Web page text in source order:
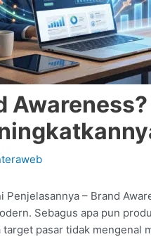
Penjelasannya – Brand
Sebagus apa pun
pasar tidak mengenal